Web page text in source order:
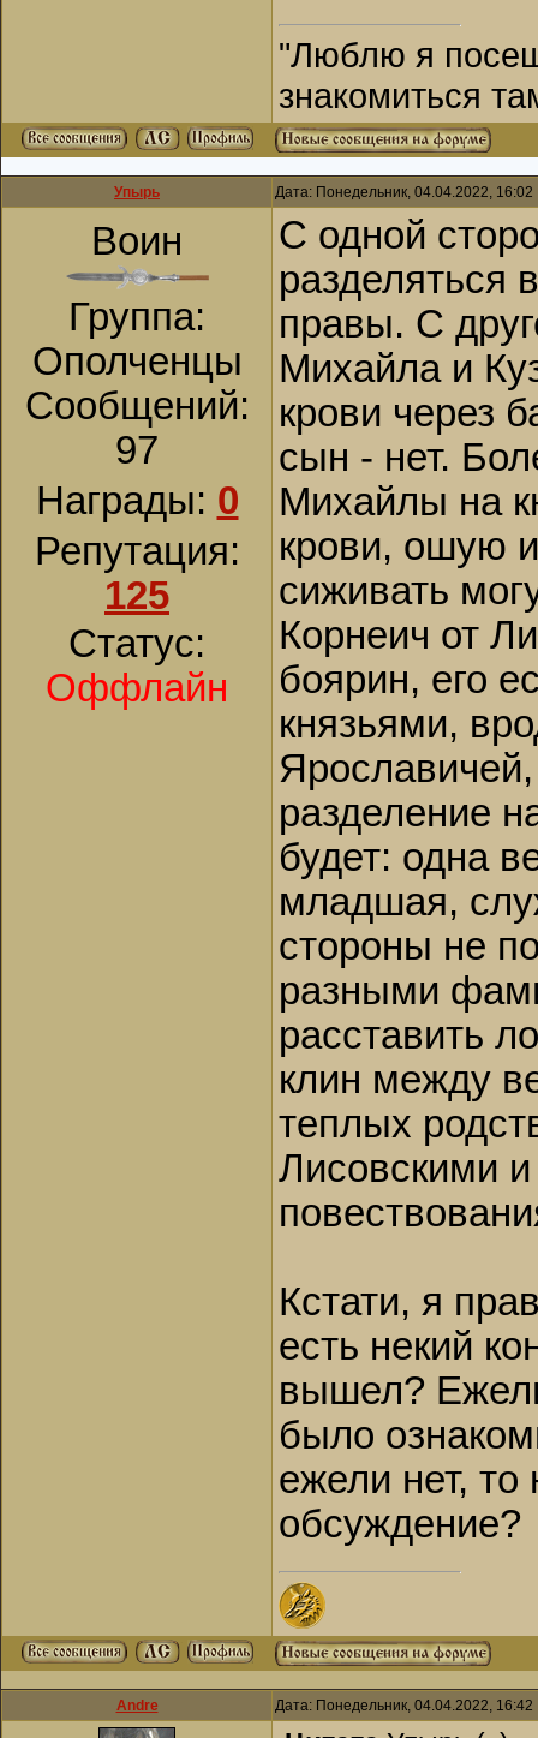
"Люблю я
знакомиться
Упырь Дата: Понедельник, 04.04.2022,
Воин
Группа:
Ополченцы
Сообщений:
97
Награды: 0
Репутация:
125
Статус:
Оффлайн
С одной
разделяться
правы. С
Михайла и
крови через
сын - нет.
Михайлы на
крови, ошую
сиживать
Корнеич от
боярин, его
князьями,
Ярославичей,
разделение
будет: одна
младшая,
стороны не
разными
расставить
клин между
теплых
Лисовскими
Кстати, я
есть некий
вышел?
было
ежели нет, то
обсуждение?
Andre Дата: Понедельник, 04.04.2022,